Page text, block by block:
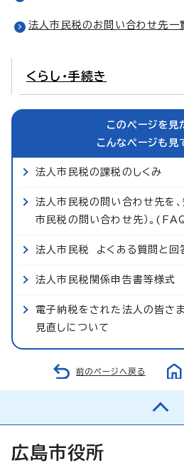
法人市民税のお問い合わせ先一
くらし・手続き
このページを見
こんなページも見
法人市民税の課税のしくみ
法人市民税の問い合わせ先を、
市民税の問い合わせ先）。
法人市民税 よくある質問と回
法人市民税関係申告書等様式
電子納税をされた法人の皆さ
見直しについて
前のページへ戻る
広島市役所